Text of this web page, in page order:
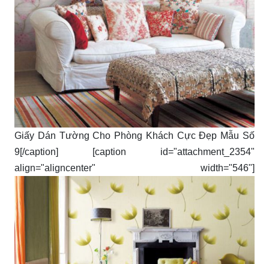
Giấy Dán Tường Cho Phòng Khách Cực Đẹp Mẫu Số
9[/caption] [caption id="attachment_2354"
align="aligncenter" width="546"]